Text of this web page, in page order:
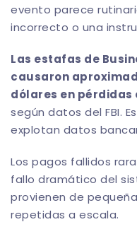
evento parece
incorrecto o una
Las estafas de
causaron
dólares en pérdidas
según datos del FBI.
explotan datos
Los pagos fallidos
fallo dramático del
provienen de
repetidas a escala.